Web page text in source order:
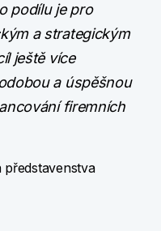
podílu je pro
a strategickým
ještě více
a úspěšnou
firemních
představenstva